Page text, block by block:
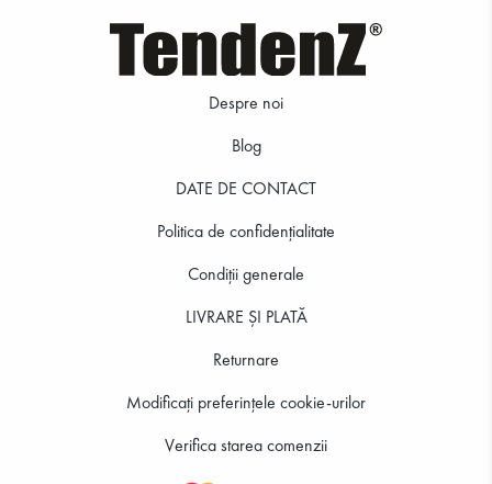
Despre noi
Blog
DATE DE CONTACT
Politica de confidenţialitate
Condiții generale
LIVRARE ȘI PLATĂ
Returnare
Modificați preferințele cookie-urilor
Verifica starea comenzii